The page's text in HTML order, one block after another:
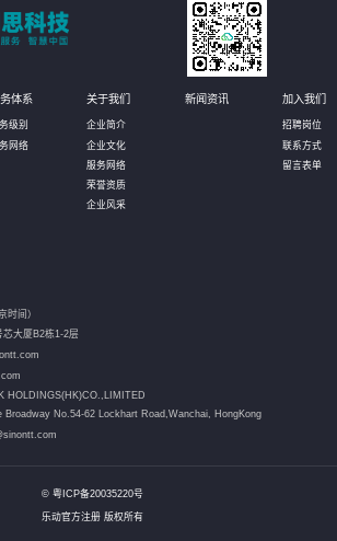
体系
级别
网络
关于我们
企业简介
企业文化
服务网络
荣誉资质
企业风采
新闻资讯 加入我们
招聘岗位
联系方式
留言表单
时间）
芯大厦B2栋1-2层
HOLDINGS(HK)CO.,LIMITED
Broadway No.54-62 Lockhart Road,Wanchai, HongKong
© 粤ICP备20035220号
乐动官方注册 版权所有